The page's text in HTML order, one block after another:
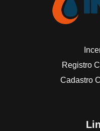
Registro
Cadastro